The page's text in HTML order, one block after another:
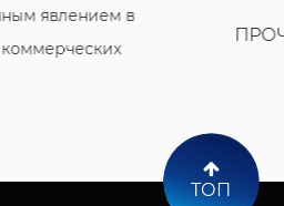
ТОП